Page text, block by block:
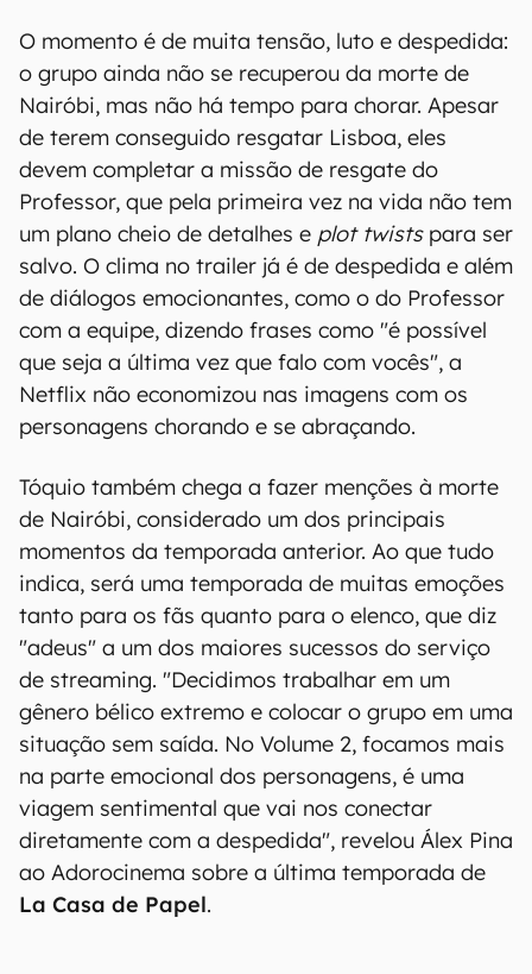
O momento é de muita tensão, luto e despedida:
o grupo ainda não se recuperou da morte de
Nairóbi, mas não há tempo para chorar. Apesar
de terem conseguido resgatar Lisboa, eles
devem completar a missão de resgate do
Professor, que pela primeira vez na vida não tem
um plano cheio de detalhes e plot twists para ser
salvo. O clima no trailer já é de despedida e além
de diálogos emocionantes, como o do Professor
com a equipe, dizendo frases como "é possível
que seja a última vez que falo com vocês", a
Netflix não economizou nas imagens com os
personagens chorando e se abraçando.
Tóquio também chega a fazer menções à morte
de Nairóbi, considerado um dos principais
momentos da temporada anterior. Ao que tudo
indica, será uma temporada de muitas emoções
tanto para os fãs quanto para o elenco, que diz
"adeus" a um dos maiores sucessos do serviço
de streaming. "Decidimos trabalhar em um
gênero bélico extremo e colocar o grupo em uma
situação sem saída. No Volume 2, focamos mais
na parte emocional dos personagens, é uma
viagem sentimental que vai nos conectar
diretamente com a despedida", revelou Álex Pina
ao Adorocinema sobre a última temporada de
La Casa de Papel.